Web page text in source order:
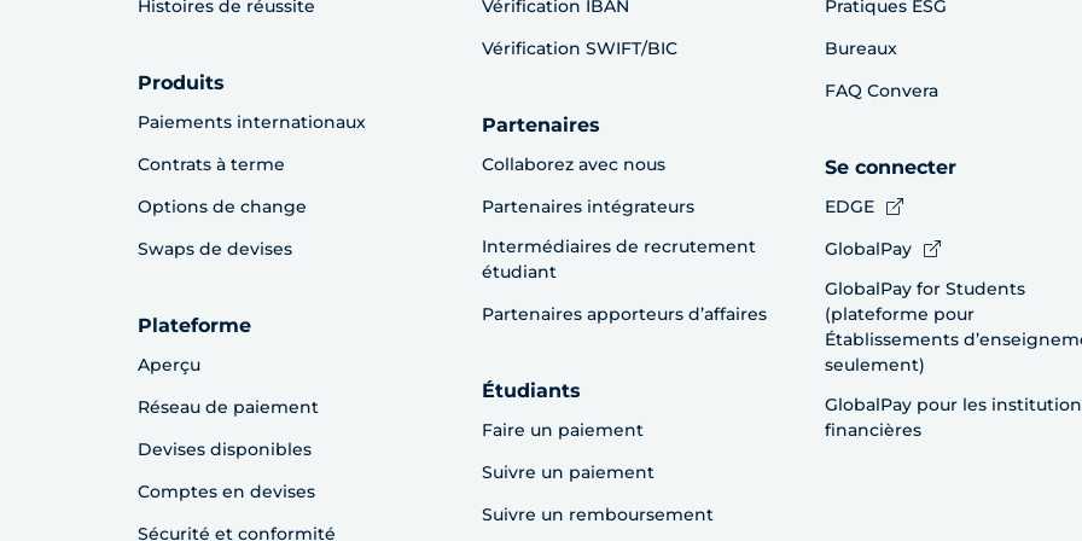
Histoires de réussite
Produits
Paiements internationaux
Contrats à terme
Options de change
Swaps de devises
Plateforme
Aperçu
Réseau de paiement
Devises disponibles
Comptes en devises
Sécurité et conformité
Vérification IBAN
Vérification SWIFT/BIC
Partenaires
Collaborez avec nous
Partenaires intégrateurs
Intermédiaires de recrutement
étudiant
Partenaires apporteurs d’affaires
Étudiants
Faire un paiement
Suivre un paiement
Suivre un remboursement
Pratiques ESG
Bureaux
FAQ Convera
Se connecter
EDGE
GlobalPay
GlobalPay for Students
(plateforme pour
Établissements
seulement)
GlobalPay pour les
financières